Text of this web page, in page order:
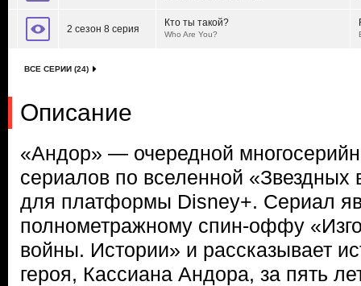
2 сезон 8 серия
Кто ты такой?
Who Are You?
ВСЕ СЕРИИ (24)
Описание
«Андор» — очередной
сериалов по вселенной «Звездных
для платформы Disney+. Сериал
полнометражному спин-оффу
войны. Истории» и рассказывает
героя, Кассиана Андора, за пять